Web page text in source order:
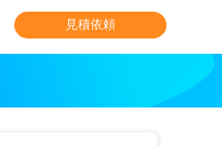
見積依頼